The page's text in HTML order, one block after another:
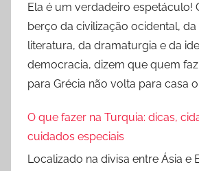
Ela é um verdadeiro espetáculo!
berço da civilização ocidental, da
literatura, da dramaturgia e da
democracia, dizem que quem
para Grécia não volta para casa
O que fazer na Turquia: dicas,
cuidados especiais
Localizado na divisa entre Ásia e